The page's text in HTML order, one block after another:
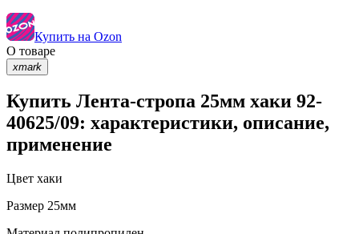
Купить на Ozon
О товаре
xmark
Купить Лента-стропа 25мм хаки 92-
40625/09: характеристики, описание,
применение
Цвет хаки
Размер 25мм